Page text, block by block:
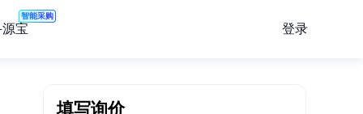
宝
智能采购
登录